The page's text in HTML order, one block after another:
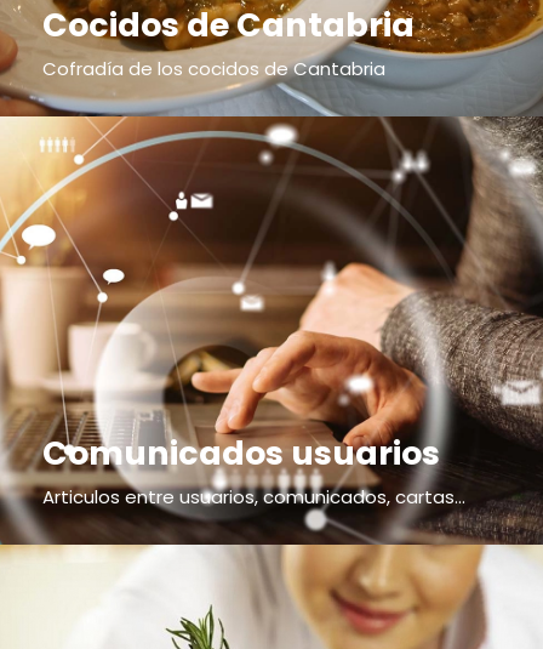
Cocidos de Cantabria
Cofradía de los cocidos de Cantabria
Comunicados usuarios
Articulos entre usuarios, comunicados, cartas...